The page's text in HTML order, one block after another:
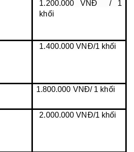
1.200.000 VNĐ  / 1
khối
1.400.000 VNĐ/1 khối
1.800.000 VNĐ/ 1 khối
2.000.000 VNĐ/1 khối